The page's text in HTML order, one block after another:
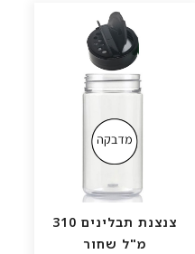
צנצנת תבלינים 310
מ"ל שחור